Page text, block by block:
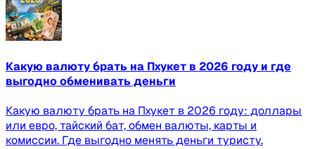
Какую валюту брать на Пхукет в 2026 году и где
выгодно обменивать деньги
Какую валюту брать на Пхукет в 2026 году: доллары
или евро, тайский бат, обмен валюты, карты и
комиссии. Где выгодно менять деньги туристу.